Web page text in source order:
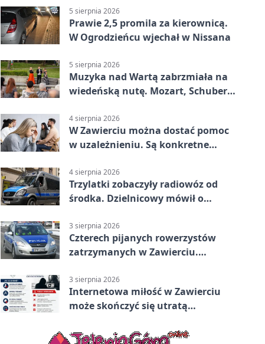
5 sierpnia 2026
Prawie 2,5 promila za kierownicą.
W Ogrodzieńcu wjechał w Nissana
5 sierpnia 2026
Muzyka nad Wartą zabrzmiała na
wiedeńską nutę. Mozart, Schubert i
4 sierpnia 2026
W Zawierciu można dostać pomoc
w uzależnieniu. Są konkretne
4 sierpnia 2026
Trzylatki zobaczyły radiowóz od
środka. Dzielnicowy mówił o
3 sierpnia 2026
Czterech pijanych rowerzystów
zatrzymanych w Zawierciu.
promila
3 sierpnia 2026
Internetowa miłość w Zawierciu
może skończyć się utratą